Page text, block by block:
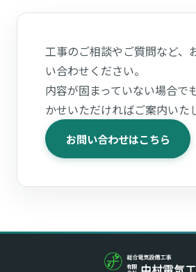
工事のご相談やご質問など、
い合わせください。
内容が固まっていない場合で
かせいただければご案内いた
お問い合わせはこちら